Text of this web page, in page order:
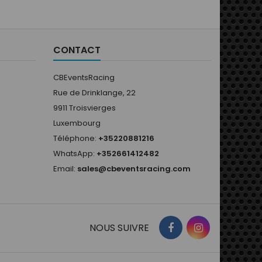
CONTACT
CBEventsRacing
Rue de Drinklange, 22
9911 Troisvierges
Luxembourg
Téléphone: +35220881216
WhatsApp: +352661412482
Email: sales@cbeventsracing.com
NOUS SUIVRE